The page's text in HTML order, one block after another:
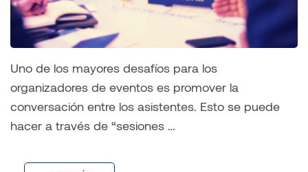
Uno de los mayores desafíos para los
organizadores de eventos es promover la
conversación entre los asistentes. Esto se puede
hacer a través de “sesiones …